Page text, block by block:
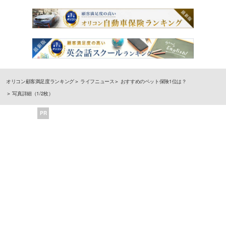
オリコン顧客満足度ランキング ライフニュース
おすすめのペット保険1位は？
写真詳細（1/2枚）
PR